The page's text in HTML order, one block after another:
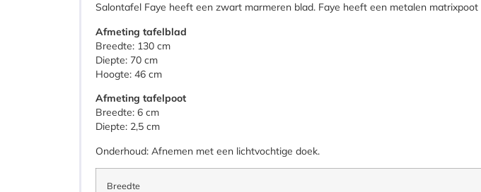
Salontafel Faye heeft een zwart marmeren blad. Faye heeft een metalen
Afmeting tafelblad
Breedte: 130 cm
Diepte: 70 cm
Hoogte: 46 cm
Afmeting tafelpoot
Breedte: 6 cm
Diepte: 2,5 cm
Onderhoud: Afnemen met een lichtvochtige doek.
Breedte